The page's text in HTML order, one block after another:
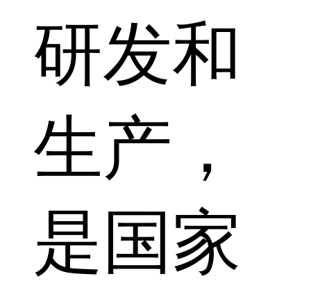
研发和
生产，
是国家